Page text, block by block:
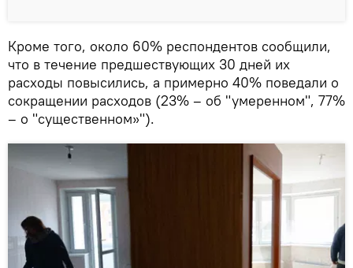
Кроме того, около 60% респондентов сообщили,
что в течение предшествующих 30 дней их
расходы повысились, а примерно 40% поведали о
сокращении расходов (23% – об "умеренном", 77%
– о "существенном»").